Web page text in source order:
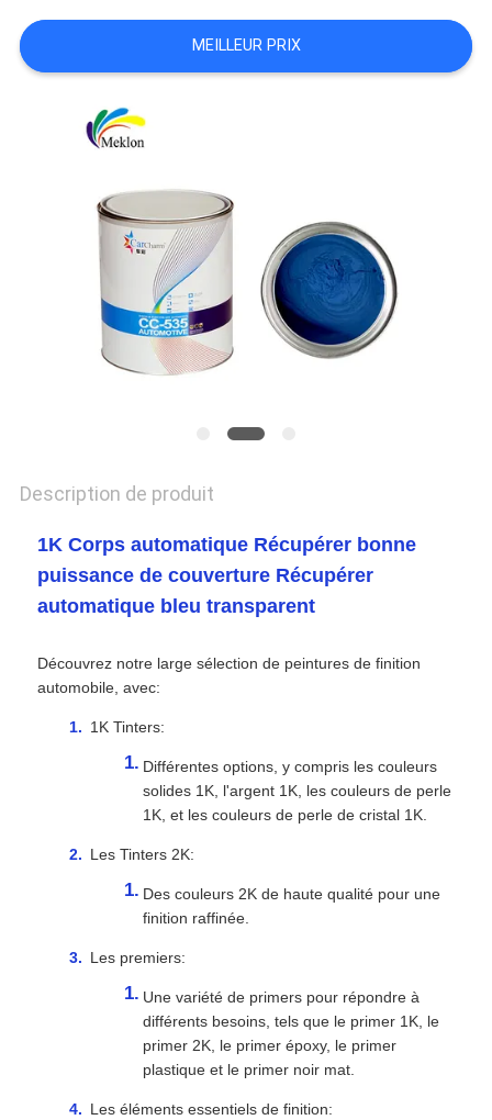
DEMANDE
DE
SOUMISSION
SITEMAP
POLITIQUE
CONFIDENTIALITÉ
MEILLEUR PRIX
Description de produit
1K Corps automatique Récupérer bonne
puissance de couverture Récupérer
automatique bleu transparent
Découvrez notre large sélection de peintures de finition
automobile, avec:
1K Tinters:
Différentes options, y compris les couleurs
solides 1K, l'argent 1K, les couleurs de perle
1K, et les couleurs de perle de cristal 1K.
Les Tinters 2K:
Des couleurs 2K de haute qualité pour une
finition raffinée.
Les premiers:
Une variété de primers pour répondre à
différents besoins, tels que le primer 1K, le
primer 2K, le primer époxy, le primer
plastique et le primer noir mat.
Les éléments essentiels de finition: